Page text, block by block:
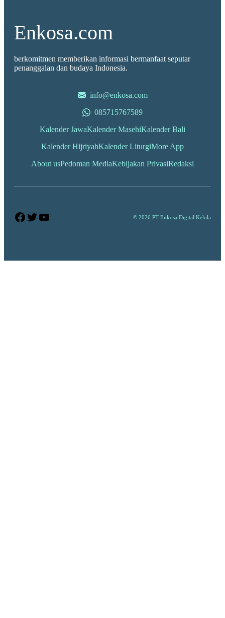
Enkosa.com
berkomitmen memberikan informasi bermanfaat seputar
penanggalan dan budaya Indonesia.
info@enkosa.com
085715767589
Kalender JawaKalender MasehiKalender Bali
Kalender HijriyahKalender LiturgiMore App
About usPedoman MediaKebijakan PrivasiRedaksi
Facebook
Twitter
YouTube © 2026 PT Enkosa Digital Kelola